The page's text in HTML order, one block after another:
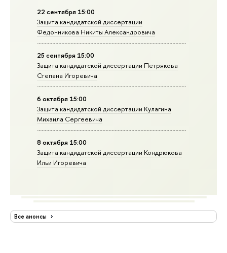
22 сентября 15:00
Защита кандидатской диссертации
Федонникова Никиты Александровича
25 сентября 15:00
Защита кандидатской диссертации Петрякова
Степана Игоревича
6 октября 15:00
Защита кандидатской диссертации Кулагина
Михаила Сергеевича
8 октября 15:00
Защита кандидатской диссертации Кондрюкова
Ильи Игоревича
Все анонсы